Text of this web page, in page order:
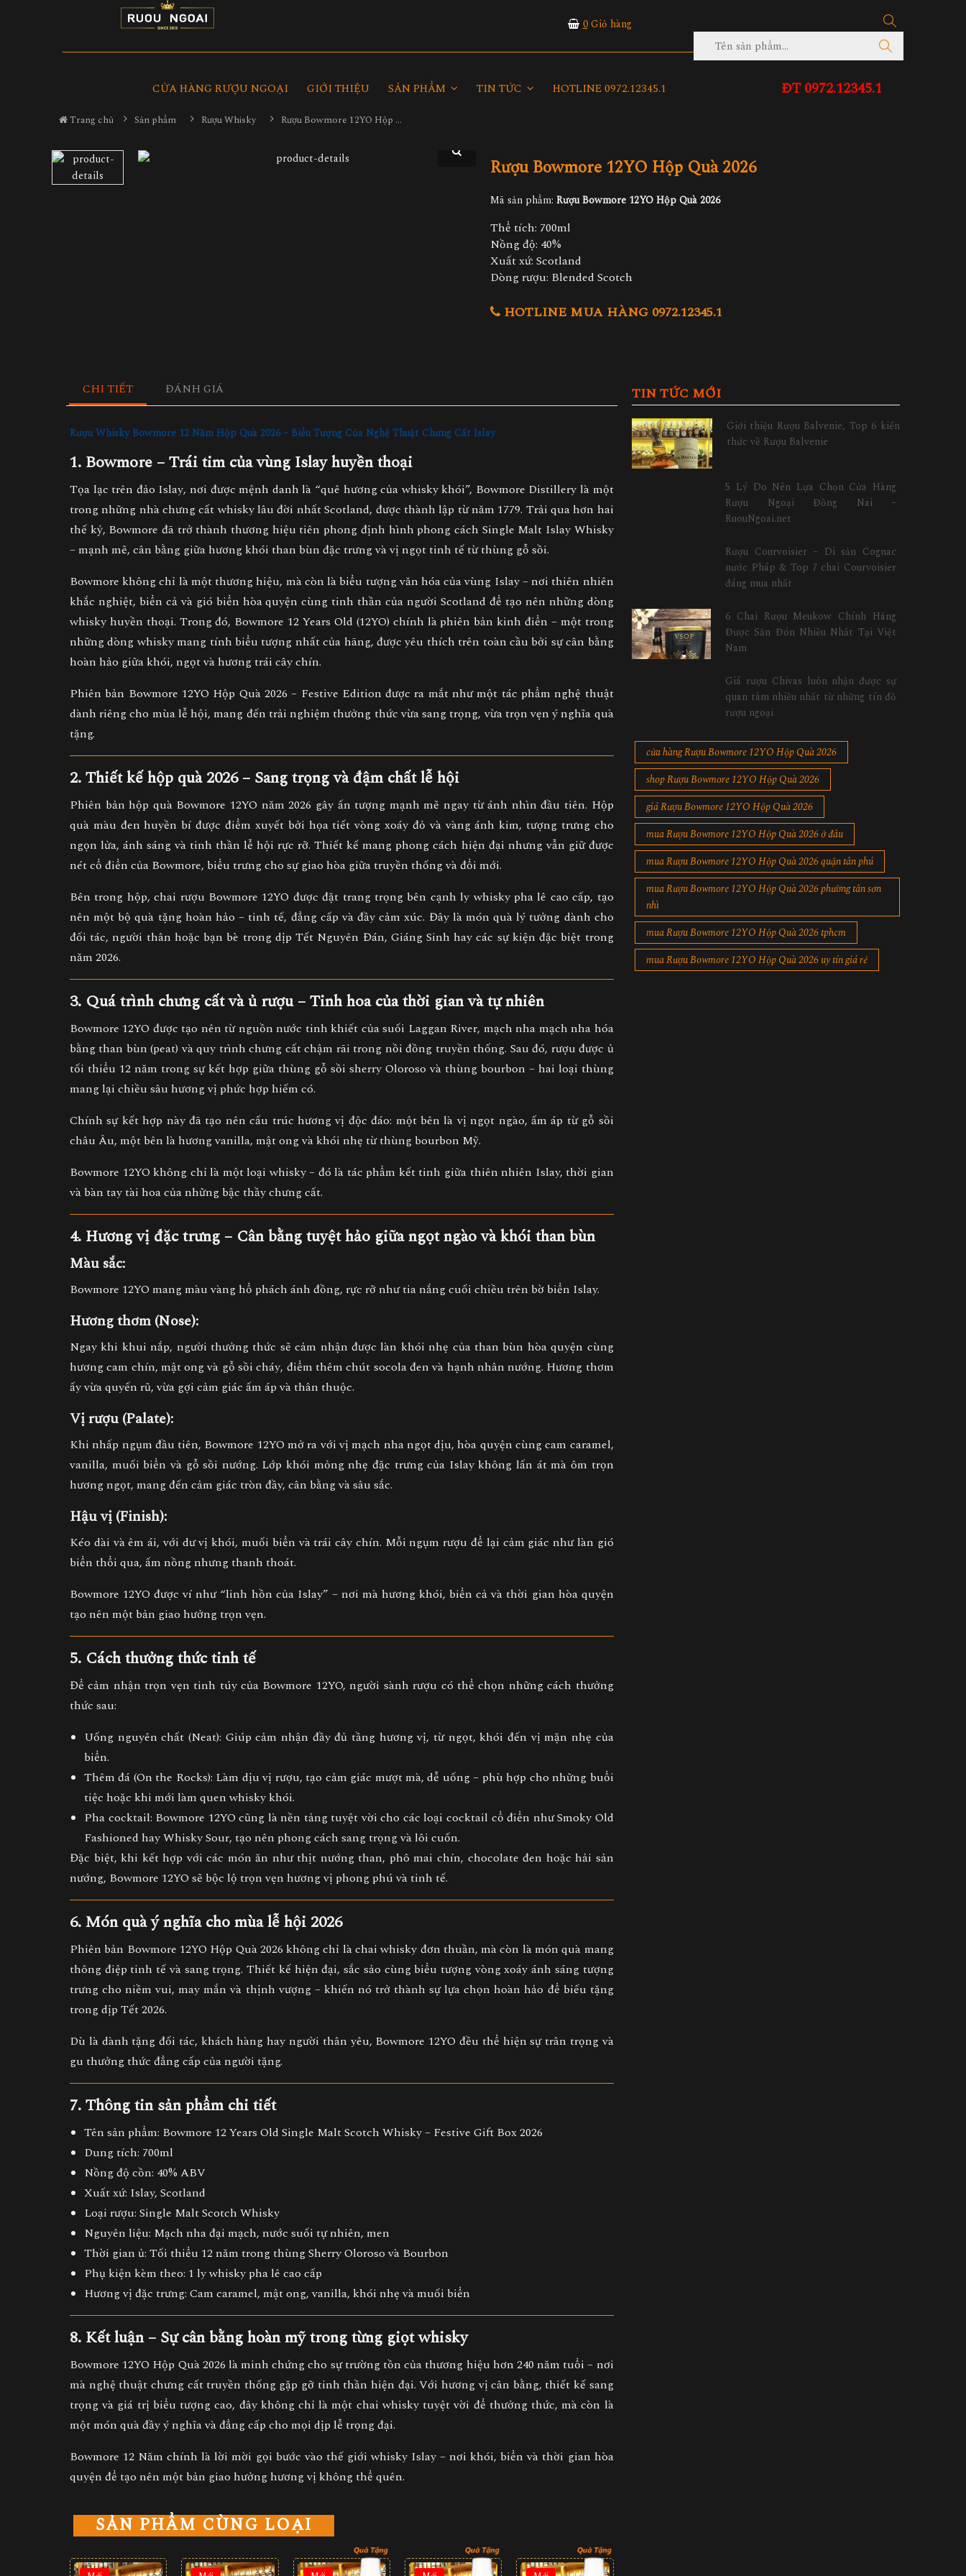
0 Giỏ hàng
CỬA HÀNG RƯỢU NGOẠI GIỚI THIỆU SẢN PHẨM TIN TỨC HOTLINE 0972.12345.1 ĐT 0972.12345.1
Trang chủ Sản phẩm Rượu Whisky Rượu Bowmore 12YO Hộp Quà 2026
Rượu Bowmore 12YO Hộp Quà 2026
Mã sản phẩm: Rượu Bowmore 12YO Hộp Quà 2026
Thể tích: 700ml
Nồng độ: 40%
Xuất xứ: Scotland
Dòng rượu: Blended Scotch
HOTLINE MUA HÀNG 0972.12345.1
CHI TIẾT ĐÁNH GIÁ
Rượu Whisky Bowmore 12 Năm Hộp Quà 2026 – Biểu Tượng Của Nghệ Thuật Chưng Cất Islay
1. Bowmore – Trái tim của vùng Islay huyền thoại
Tọa lạc trên đảo Islay, nơi được mệnh danh là “quê hương của whisky khói”, Bowmore Distillery là một
trong những nhà chưng cất whisky lâu đời nhất Scotland, được thành lập từ năm1779. Trải qua hơn hai
thế kỷ, Bowmore đã trở thành thương hiệu tiên phong định hình phong cách Single Malt Islay Whisky
– mạnh mẽ, cân bằng giữa hương khói than bùn đặc trưng và vị ngọt tinh tế từ thùng gỗ sồi.
Bowmore không chỉ là một thương hiệu, mà còn là biểu tượng văn hóa của vùng Islay– nơi thiên nhiên
khắc nghiệt, biển cả và gió biển hòa quyện cùng tinh thần của người Scotland để tạo nên những dòng
whisky huyền thoại. Trong đó, Bowmore 12 Years Old (12YO) chính là phiên bản kinh điển – một trong
những dòng whisky mang tính biểu tượng nhất của hãng, được yêu thích trên toàn cầu bởi sự cân bằng
hoàn hảo giữa khói, ngọt và hương trái cây chín.
Phiên bản Bowmore 12YO Hộp Quà 2026 – Festive Edition được ra mắt như một tác phẩm nghệ thuật
dành riêng cho mùa lễ hội, mang đến trải nghiệm thưởng thức vừa sang trọng, vừa trọn vẹn ý nghĩa quà
tặng.
2. Thiết kế hộp quà 2026 – Sang trọng và đậm chất lễ hội
Phiên bản hộp quà Bowmore 12YO năm 2026 gây ấn tượng mạnh mẽ ngay từ ánh nhìn đầu tiên. Hộp
quà màu đen huyền bí được điểm xuyết bởi họa tiết vòng xoáy đỏ và vàng ánh kim, tượng trưng cho
ngọn lửa, ánh sáng và tinh thần lễ hội rực rỡ. Thiết kế mang phong cách hiện đại nhưng vẫn giữ được
nét cổ điển của Bowmore, biểu trưng cho sự giao hòa giữatruyền thống và đổi mới.
Bên trong hộp, chai rượu Bowmore 12YO được đặt trang trọng bên cạnh ly whisky pha lê cao cấp, tạo
nên một bộ quà tặng hoàn hảo – tinh tế, đẳng cấp và đầy cảm xúc. Đây là món quà lý tưởng dành cho
đối tác, người thân hoặc bạn bè trong dịp Tết Nguyên Đán, Giáng Sinh hay các sự kiện đặc biệt trong
năm 2026.
3. Quá trình chưng cất và ủ rượu – Tinh hoa của thời gian và tự nhiên
Bowmore 12YO được tạo nên từnguồn nước tinh khiết của suối Laggan River, mạch nha mạch nha hóa
bằng than bùn (peat) vàquy trình chưng cất chậm rãi trong nồi đồng truyền thống. Sau đó, rượu được ủ
tối thiểu 12 năm trong sự kết hợp giữa thùng gỗ sồi sherry Oloroso và thùng bourbon – hai loại thùng
mang lại chiều sâu hương vị phức hợp hiếm có.
Chính sự kết hợp này đã tạo nêncấu trúc hương vị độc đáo: một bên là vị ngọt ngào, ấm áp từ gỗ sồi
châu Âu, một bên là hương vanilla, mật ong và khói nhẹ từ thùng bourbon Mỹ.
Bowmore 12YO không chỉ là một loại whisky – đó là tác phẩm kết tinh giữa thiên nhiên Islay, thời gian
và bàn tay tài hoa của những bậc thầy chưng cất.
4. Hương vị đặc trưng – Cân bằng tuyệt hảo giữa ngọt ngào và khói than bùn
Màu sắc:
Bowmore 12YO mang màuvàng hổ phách ánh đồng, rực rỡ như tia nắng cuối chiều trên bờ biển Islay.
Hương thơm (Nose):
Ngay khi khui nắp, người thưởng thức sẽ cảm nhận được làn khói nhẹ của than bùn hòa quyện cùng
hương cam chín, mật ong và gỗ sồi cháy, điểm thêm chút socola đenvà hạnh nhân nướng. Hương thơm
ấy vừa quyến rũ, vừa gợi cảm giác ấm áp và thân thuộc.
Vị rượu (Palate):
Khi nhấp ngụm đầu tiên, Bowmore 12YO mở ra với vịmạch nha ngọt dịu, hòa quyện cùngcam caramel,
vanilla, muối biển và gỗ sồi nướng. Lớp khói mỏng nhẹ đặc trưng của Islay không lấn át màôm trọn
hương ngọt, mang đến cảm giác tròn đầy, cân bằng và sâu sắc.
Hậu vị (Finish):
Kéo dài và êm ái, với dư vị khói, muối biển và trái cây chín. Mỗi ngụm rượu để lại cảm giác như làn gió
biển thổi qua, ấm nồng nhưng thanh thoát.
Bowmore 12YO được ví như “linh hồn của Islay” – nơi mà hương khói, biển cả và thời gian hòa quyện
tạo nên một bản giao hưởng trọn vẹn.
5. Cách thưởng thức tinh tế
Để cảm nhận trọn vẹn tinh túy của Bowmore 12YO, người sành rượu có thể chọn những cách thưởng
thức sau:
Uống nguyên chất (Neat): Giúp cảm nhận đầy đủ tầng hương vị, từ ngọt, khói đến vị mặn nhẹ của
biển.
Thêm đá (On the Rocks): Làm dịu vị rượu, tạo cảm giác mượt mà, dễ uống – phù hợp cho những buổi
tiệc hoặc khi mới làm quen whisky khói.
Pha cocktail: Bowmore 12YO cũng là nền tảng tuyệt vời cho các loại cocktail cổ điển nhưSmoky Old
Fashioned hayWhisky Sour, tạo nên phong cách sang trọng và lôi cuốn.
Đặc biệt, khi kết hợp với các món ăn nhưthịt nướng than, phô mai chín, chocolate đen hoặc hải sản
nướng, Bowmore 12YO sẽ bộc lộ trọn vẹn hương vị phong phú và tinh tế.
6. Món quà ý nghĩa cho mùa lễ hội 2026
Phiên bản Bowmore 12YO Hộp Quà 2026 không chỉ là chai whisky đơn thuần, mà còn làmón quà mang
thông điệp tinh tế và sang trọng. Thiết kế hiện đại, sắc sảo cùng biểu tượng vòng xoáy ánh sáng tượng
trưng choniềm vui, may mắn và thịnh vượng– khiến nó trở thànhsự lựa chọn hoàn hảo để biếu tặng
trong dịp Tết 2026.
Dù là dành tặng đối tác, khách hàng hay người thân yêu, Bowmore 12YO đều thể hiện sự trân trọng và
gu thưởng thức đẳng cấp của người tặng.
7. Thông tin sản phẩm chi tiết
Tên sản phẩm: Bowmore 12 Years Old Single Malt Scotch Whisky – Festive Gift Box 2026
Dung tích: 700ml
Nồng độ cồn: 40% ABV
Xuất xứ: Islay, Scotland
Loại rượu: Single Malt Scotch Whisky
Nguyên liệu: Mạch nha đại mạch, nước suối tự nhiên, men
Thời gian ủ: Tối thiểu 12 năm trong thùng Sherry Oloroso và Bourbon
Phụ kiện kèm theo: 1 ly whisky pha lê cao cấp
Hương vị đặc trưng: Cam caramel, mật ong, vanilla, khói nhẹ và muối biển
8. Kết luận – Sự cân bằng hoàn mỹ trong từng giọt whisky
Bowmore 12YO Hộp Quà 2026 là minh chứng cho sự trường tồn của thương hiệu hơn 240 năm tuổi – nơi
mà nghệ thuật chưng cất truyền thốnggặp gỡ tinh thần hiện đại. Với hương vị cân bằng, thiết kế sang
trọng và giá trị biểu tượng cao, đây không chỉ làmột chai whisky tuyệt vời để thưởng thức, mà còn là
một món quà đầy ý nghĩa và đẳng cấp cho mọi dịp lễ trọng đại.
Bowmore 12 Năm chính là lời mời gọi bước vào thế giới whisky Islay – nơi khói, biển và thời gian hòa
quyện để tạo nên một bản giao hưởng hương vị không thể quên.
SẢN PHẨM CÙNG LOẠI
TIN TỨC MỚI
Giới thiệu Rượu Balvenie, Top 6 kiến
thức về Rượu Balvenie
5 Lý Do Nên Lựa Chọn Cửa Hàng
Rượu Ngoại Đồng Nai –
RuouNgoai.net
Rượu Courvoisier – Di sản Cognac
nước Pháp & Top 7 chai Courvoisier
đáng mua nhất
6 Chai Rượu Meukow Chính Hãng
Được Săn Đón Nhiều Nhất Tại Việt
Nam
Giá rượu Chivas luôn nhận được sự
quan tâm nhiều nhất từ những tín đồ
rượu ngoại
cửa hàng Rượu Bowmore 12YO Hộp Quà 2026
shop Rượu Bowmore 12YO Hộp Quà 2026
giá Rượu Bowmore 12YO Hộp Quà 2026
mua Rượu Bowmore 12YO Hộp Quà 2026 ở đâu
mua Rượu Bowmore 12YO Hộp Quà 2026 quận tân phú
mua Rượu Bowmore 12YO Hộp Quà 2026 phường tân sơn
nhì
mua Rượu Bowmore 12YO Hộp Quà 2026 tphcm
mua Rượu Bowmore 12YO Hộp Quà 2026 uy tín giá rẻ